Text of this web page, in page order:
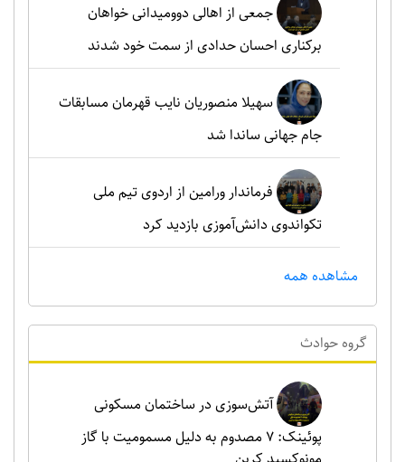
جمعی از اهالی دوومیدانی خواهان
برکناری احسان حدادی از سمت خود شدند
سهیلا منصوریان نایب قهرمان مسابقات
جام جهانی ساندا شد
فرماندار ورامین از اردوی تیم ملی
تکواندوی دانش‌آموزی بازدید کرد
مشاهده همه
گروه حوادث
آتش‌سوزی در ساختمان مسکونی
پوئینک: 7 مصدوم به دلیل مسمومیت با گاز